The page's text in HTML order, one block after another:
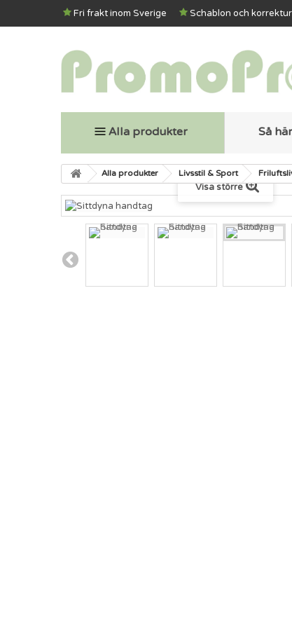
Fri frakt inom Sverige Schablon och
Alla produkter Så
Alla produkter Livsstil & Sport
Visa större